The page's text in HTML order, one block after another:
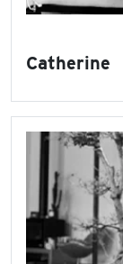
Catherine